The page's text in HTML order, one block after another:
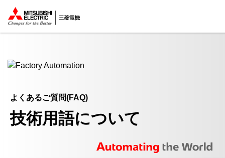
ここから本文
よくあるご質問(FAQ)
技術用語について